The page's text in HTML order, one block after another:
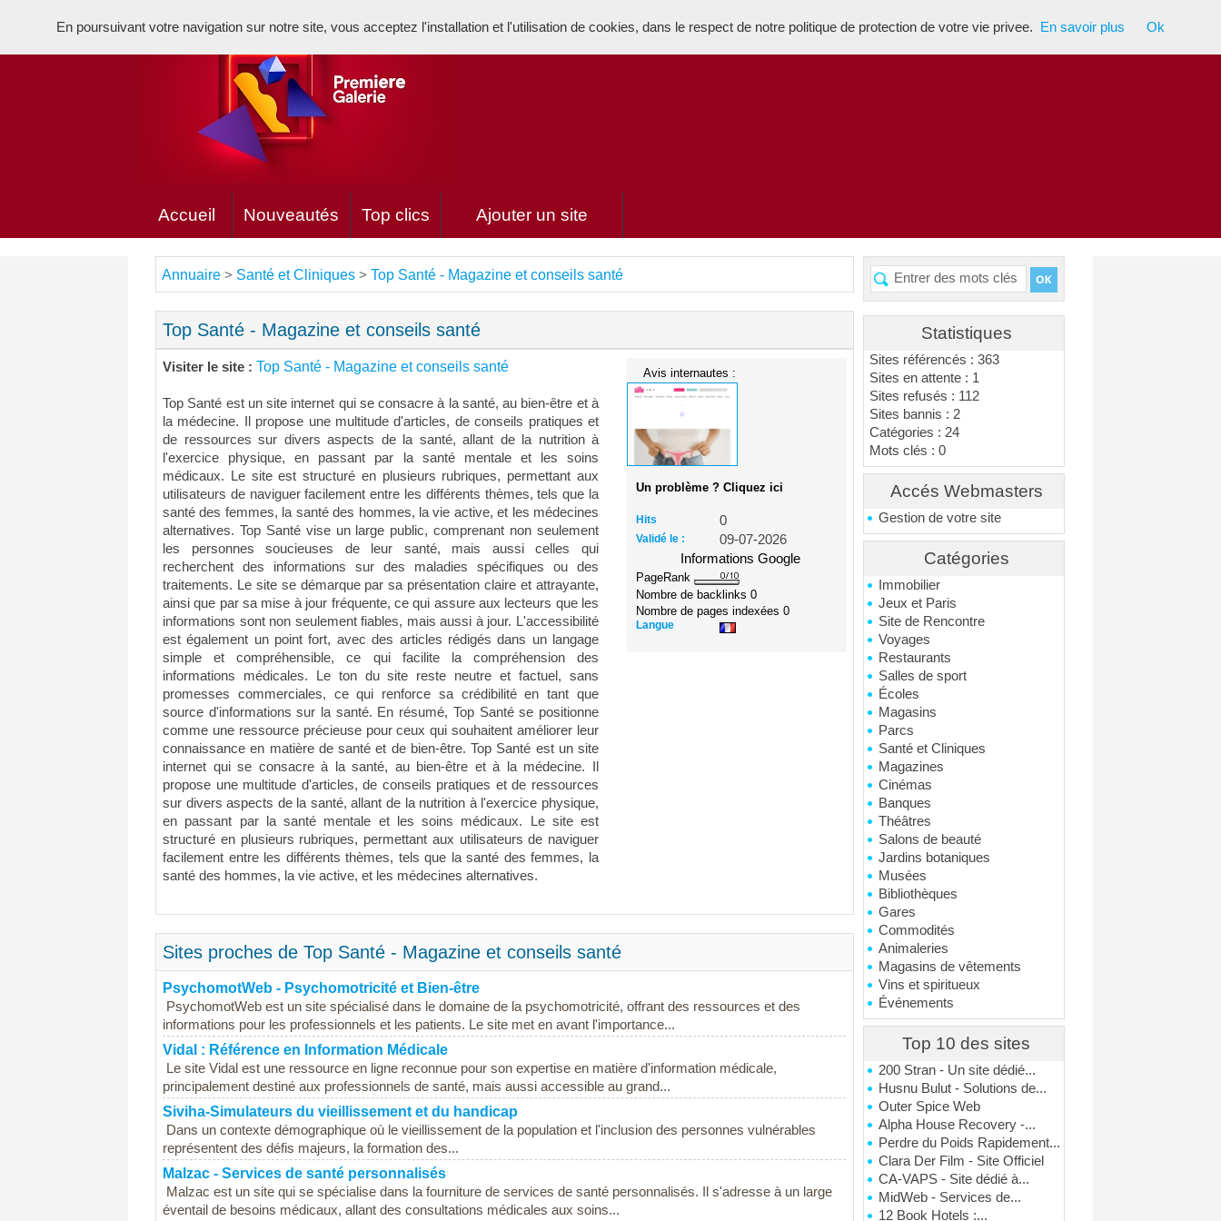
Accueil Nouveautés Top clics Ajouter un site
Statistiques
Sites référencés : 363
Sites en attente : 1
Sites refusés : 112
Sites bannis : 2
Catégories : 24
Mots clés : 0
Accés Webmasters
Gestion de votre site
Catégories
Immobilier
Jeux et Paris
Site de Rencontre
Voyages
Restaurants
Salles de sport
Écoles
Magasins
Parcs
Santé et Cliniques
Magazines
Cinémas
Banques
Théâtres
Salons de beauté
Jardins botaniques
Musées
Bibliothèques
Gares
Commodités
Animaleries
Magasins de vêtements
Vins et spiritueux
Événements
Top 10 des sites
200 Stran - Un site dédié...
Husnu Bulut - Solutions de...
Outer Spice Web
Alpha House Recovery -...
Perdre du Poids Rapidement...
Clara Der Film - Site Officiel
CA-VAPS - Site dédié à...
MidWeb - Services de...
12 Book Hotels :...
Annuaire > Santé et Cliniques > Top Santé - Magazine et conseils santé
Top Santé - Magazine et conseils santé
Visiter le site : Top Santé - Magazine et conseils santé
Top Santé est un site internet qui se consacre à la santé, au bien-être et à
la médecine. Il propose une multitude d'articles, de conseils pratiques et
de ressources sur divers aspects de la santé, allant de la nutrition à
l'exercice physique, en passant par la santé mentale et les soins
médicaux. Le site est structuré en plusieurs rubriques, permettant aux
utilisateurs de naviguer facilement entre les différents thèmes, tels que la
santé des femmes, la santé des hommes, la vie active, et les médecines
alternatives. Top Santé vise un large public, comprenant non seulement
les personnes soucieuses de leur santé, mais aussi celles qui
recherchent des informations sur des maladies spécifiques ou des
traitements. Le site se démarque par sa présentation claire et attrayante,
ainsi que par sa mise à jour fréquente, ce qui assure aux lecteurs que les
informations sont non seulement fiables, mais aussi à jour. L'accessibilité
est également un point fort, avec des articles rédigés dans un langage
simple et compréhensible, ce qui facilite la compréhension des
informations médicales. Le ton du site reste neutre et factuel, sans
promesses commerciales, ce qui renforce sa crédibilité en tant que
source d'informations sur la santé. En résumé, Top Santé se positionne
comme une ressource précieuse pour ceux qui souhaitent améliorer leur
connaissance en matière de santé et de bien-être. Top Santé est un site
internet qui se consacre à la santé, au bien-être et à la médecine. Il
propose une multitude d'articles, de conseils pratiques et de ressources
sur divers aspects de la santé, allant de la nutrition à l'exercice physique,
en passant par la santé mentale et les soins médicaux. Le site est
structuré en plusieurs rubriques, permettant aux utilisateurs de naviguer
facilement entre les différents thèmes, tels que la santé des femmes, la
santé des hommes, la vie active, et les médecines alternatives.
Avis internautes :
Un problème ? Cliquez ici
Hits 0
Validé le :
09-07-2026
Informations Google
PageRank
Nombre de backlinks0
Nombre de pages indexées0
Langue
Sites proches de Top Santé - Magazine et conseils santé
PsychomotWeb - Psychomotricité et Bien-être
PsychomotWeb est un site spécialisé dans le domaine de la psychomotricité, offrant des ressources et des
informations pour les professionnels et les patients. Le site met en avant l'importance...
Vidal : Référence en Information Médicale
Le site Vidal est une ressource en ligne reconnue pour son expertise en matière d'information médicale,
principalement destiné aux professionnels de santé, mais aussi accessible au grand...
Siviha-Simulateurs du vieillissement et du handicap
Dans un contexte démographique où le vieillissement de la population et l'inclusion des personnes vulnérables
représentent des défis majeurs, la formation des...
Malzac - Services de santé personnalisés
Malzac est un site qui se spécialise dans la fourniture de services de santé personnalisés. Il s'adresse à un large
éventail de besoins médicaux, allant des consultations médicales aux soins...
En poursuivant votre navigation sur notre site, vous acceptez l'installation et l'utilisation de cookies, dans le respect de notre politique de protection de votre vie privee. En savoir plus Ok